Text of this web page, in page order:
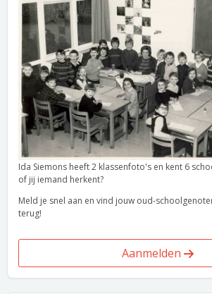
Ida Siemons heeft 2 klassenfoto's en kent 6
of jij iemand herkent?
Meld je snel aan en vind jouw oud-
terug!
Aanmelden